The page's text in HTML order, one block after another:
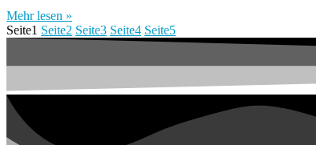
Mehr lesen »
Seite1 Seite2 Seite3 Seite4 Seite5